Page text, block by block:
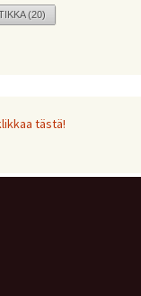
(20)
(17)
tästä!